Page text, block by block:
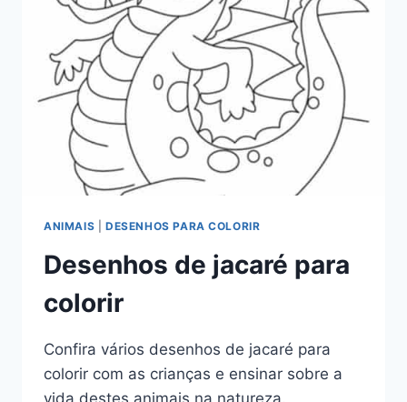
ANIMAIS DESENHOS PARA COLORIR
Desenhos de jacaré para
colorir
Confira vários desenhos de jacaré para
colorir com as crianças e ensinar sobre a
vida destes animais na natureza.